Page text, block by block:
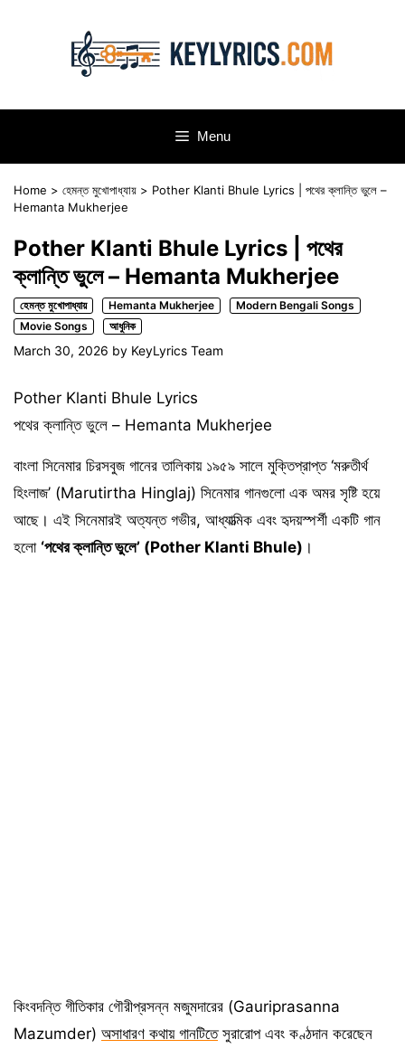
Menu
Home > হেমন্ত মুখোপাধ্যায় > Pother Klanti Bhule Lyrics | পথের ক্লান্তি ভুলে –
Hemanta Mukherjee
Pother Klanti Bhule Lyrics | পথের
ক্লান্তি ভুলে – Hemanta Mukherjee
হেমন্ত মুখোপাধ্যায় Hemanta Mukherjee
Modern Bengali Songs
Movie Songs
আধুনিক
March 30, 2026 by KeyLyrics Team
Pother Klanti Bhule Lyrics
পথের ক্লান্তি ভুলে – Hemanta Mukherjee
বাংলা সিনেমার চিরসবুজ গানের তালিকায় ১৯৫৯ সালে মুক্তিপ্রাপ্ত ‘মরুতীর্থ
হিংলাজ’ (Marutirtha Hinglaj) সিনেমার গানগুলো এক অমর সৃষ্টি হয়ে
আছে। এই সিনেমারই অত্যন্ত গভীর, আধ্যাত্মিক এবং হৃদয়স্পর্শী একটি গান
হলো ‘পথের ক্লান্তি ভুলে’ (Pother Klanti Bhule) ।
কিংবদন্তি গীতিকার গৌরীপ্রসন্ন মজুমদারের (Gauriprasanna
Mazumder) অসাধারণ কথায় গানটিতেসুরারোপ এবং কণ্ঠদান করেছেন